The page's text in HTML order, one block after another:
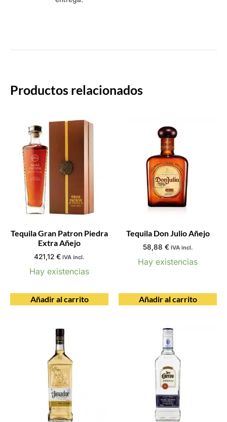
Productos relacionados
Tequila Gran Patron Piedra
Extra Añejo
421,12 € IVA incl.
Hay existencias
Añadir al carrito
Tequila Don Julio Añejo
58,88 € IVA incl.
Hay existencias
Añadir al carrito